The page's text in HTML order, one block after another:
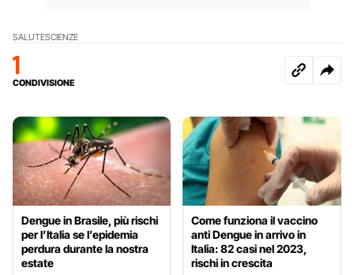
SALUTESCIENZE
1
CONDIVISIONE
Dengue in Brasile, più rischi
per l’Italia se l’epidemia
perdura durante la nostra
estate
Come funziona il vaccino
anti Dengue in arrivo in
Italia: 82 casi nel 2023,
rischi in crescita